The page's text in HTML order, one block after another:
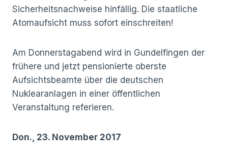
Sicherheitsnachweise hinfällig. Die staatliche
Atomaufsicht muss sofort einschreiten!
Am Donnerstagabend wird in Gundelfingen der
frühere und jetzt pensionierte oberste
Aufsichtsbeamte über die deutschen
Nuklearanlagen in einer öffentlichen
Veranstaltung referieren.
Don., 23. November 2017